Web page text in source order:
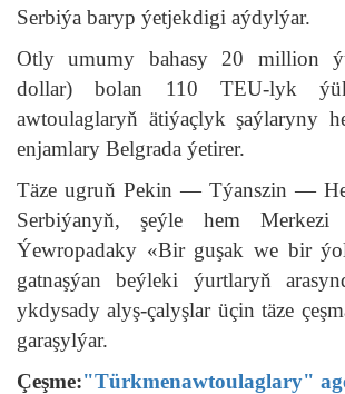
Serbiýa baryp ýetjekdigi aýdylýar.
Otly umumy bahasy 20 million
dollar) bolan 110 TEU-lyk
awtoulaglaryň ätiýaçlyk şaýlaryny
enjamlary Belgrada ýetirer.
Täze ugruň Pekin — Týanszin —
Serbiýanyň, şeýle hem Merkezi
Ýewropadaky «Bir guşak we bir
gatnaşýan beýleki ýurtlaryň
ykdysady alyş-çalyşlar üçin täze
garaşylýar.
Çeşme:"Türkmenawtoulaglary"